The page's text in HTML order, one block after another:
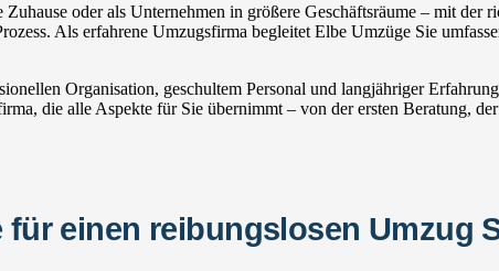
oder als Unternehmen in größere Geschäftsräume – mit der
Als erfahrene Umzugsfirma begleitet Elbe Umzüge Sie
Organisation, geschultem Personal und langjähriger
die alle Aspekte für Sie übernimmt – von der ersten Beratung,
für einen reibungslosen Umzug